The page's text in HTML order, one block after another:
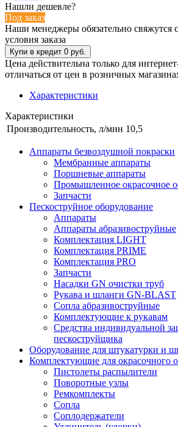
Нашли дешевле?
Под заказ
Наши менеджеры обязательно свяжутся
условия заказа
Цена действительна только для
отличаться от цен в розничных
Характеристики
Характеристики
Производительность, л/мин 10,5
Аппараты безвоздушной покраски
Мембранные аппараты
Поршневые аппараты
Промышленное окрасочное
Запчасти
Пескоструйное оборудование
Аппараты
Аппараты абразивоструйные
Комплектация LIGHT
Комплектация PRIME
Комплектация PRO
Запчасти
Насадки GN очистки труб
Рукава и шланги GN-BLAST
Сопла абразивоструйные
Комплектующие к рукавам
Средства индивидуальной
пескоструйщика
Оборудование для штукатурки и
Комплектующие для окрасочного
Пистолеты распылители
Поворотные узлы
Ремкомплекты
Сопла
Соплодержатели